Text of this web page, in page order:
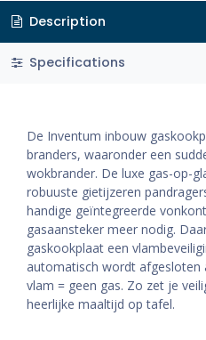
Description
Specifications
De Inventum inbouw
branders, waaronder een
wokbrander. De luxe gas-op-
robuuste gietijzeren
handige geïntegreerde
gasaansteker meer nodig.
gaskookplaat een
automatisch wordt afgesloten
vlam = geen gas. Zo zet je
heerlijke maaltijd op tafel.